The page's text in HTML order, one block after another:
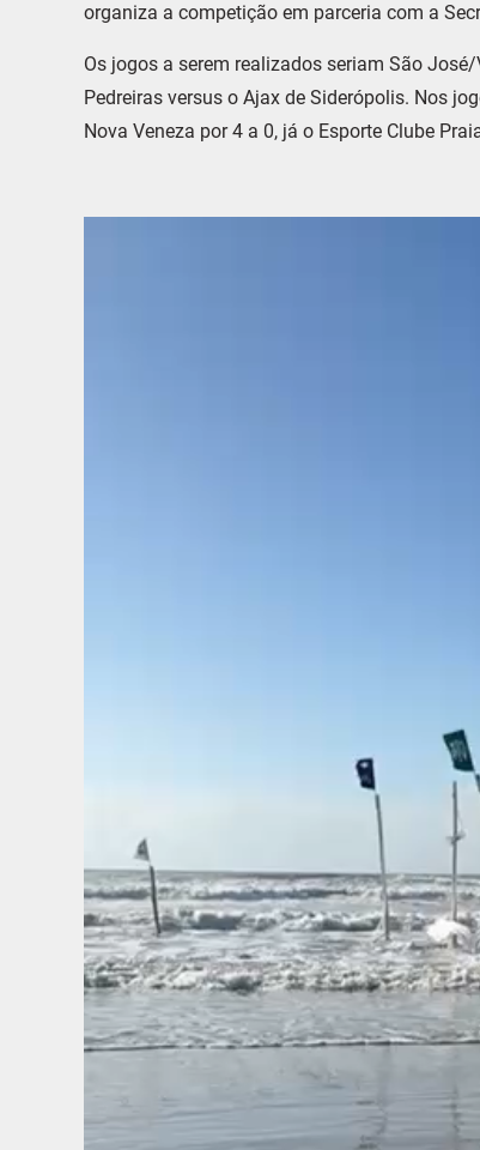
organiza a competição em parceria com a
Os jogos a serem realizados seriam São
Pedreiras versus o Ajax de Siderópolis. Nos
Nova Veneza por 4 a 0, já o Esporte Clube